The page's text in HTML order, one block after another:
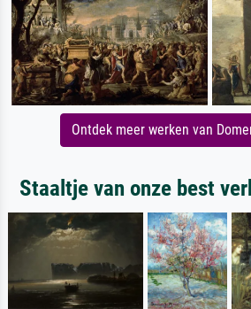
Ontdek meer werken van
Staaltje van onze best